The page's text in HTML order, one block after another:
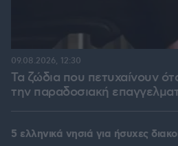
Τα ζώδια που πετυχαίνουν
την παραδοσιακή
09.08.2026, 12:30
5 ελληνικά νησιά για ήσυχες